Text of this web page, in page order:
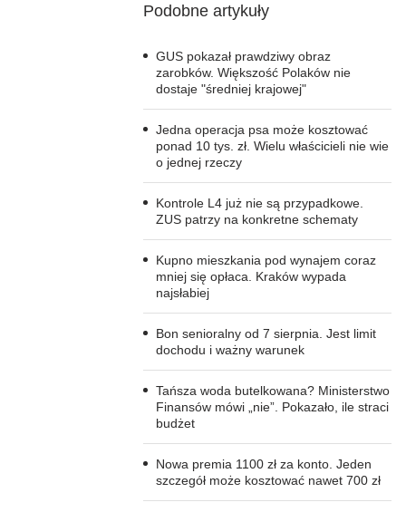
Podobne artykuły
GUS pokazał prawdziwy obraz
zarobków. Większość Polaków nie
dostaje "średniej krajowej"
Jedna operacja psa może kosztować
ponad 10 tys. zł. Wielu właścicieli nie wie
o jednej rzeczy
Kontrole L4 już nie są przypadkowe.
ZUS patrzy na konkretne schematy
Kupno mieszkania pod wynajem coraz
mniej się opłaca. Kraków wypada
najsłabiej
Bon senioralny od 7 sierpnia. Jest limit
dochodu i ważny warunek
Tańsza woda butelkowana? Ministerstwo
Finansów mówi „nie”. Pokazało, ile straci
budżet
Nowa premia 1100 zł za konto. Jeden
szczegół może kosztować nawet 700 zł